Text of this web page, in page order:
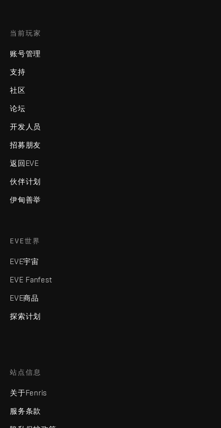
当前玩家
账号管理
支持
社区
论坛
开发人员
招募朋友
返回EVE
伙伴计划
伊甸善举
EVE世界
EVE宇宙
EVE Fanfest
EVE商品
探索计划
站点信息
关于Fenris
服务条款